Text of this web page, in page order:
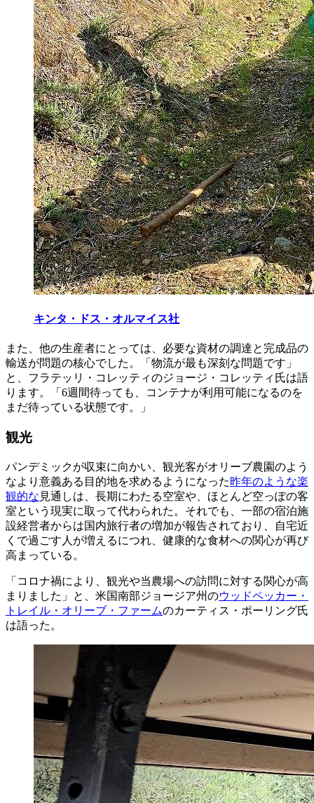
キンタ・ドス・オルマイス社
また、他の生産者にとっては、必要な資材の調達と完成品の
輸送が問題の核心でした。「物流が最も深刻な問題です」
と、フラテッリ・コレッティのジョージ・コレッティ氏は語
ります。「6週間待っても、コンテナが利用可能になるのを
まだ待っている状態です。」
観光
パンデミックが収束に向かい、観光客がオリーブ農園のよう
なより意義ある目的地を求めるようになった昨年のような楽
観的な 見通しは、長期にわたる空室や、ほとんど空っぽの客
室という現実に取って代わられた。それでも、一部の宿泊施
設経営者からは国内旅行者の増加が報告されており、自宅近
くで過ごす人が増えるにつれ、健康的な食材への関心が再び
高まっている。
「コロナ禍により、観光や当農場への訪問に対する関心が高
まりました」と、米国南部ジョージア州のウッドペッカー・
トレイル・オリーブ・ファームのカーティス・ポーリング氏
は語った。